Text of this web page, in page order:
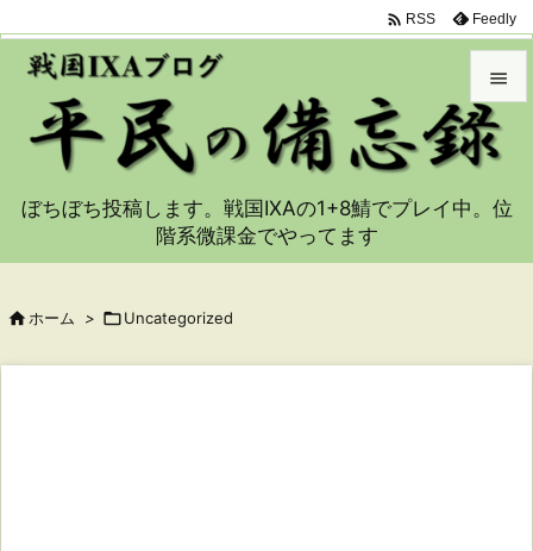


メニュ
サイド
 RSS Feedly
ぼちぼち投稿します。戦国IXAの1+8鯖でプレイ中。位
階系微課金でやってます
 ホーム > Uncategorized